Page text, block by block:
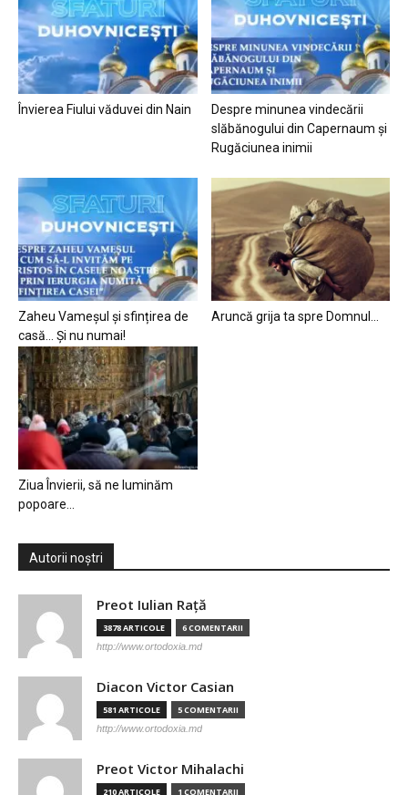
Învierea Fiului văduvei din Nain
Despre minunea vindecării
slăbănogului din Capernaum și
Rugăciunea inimii
Zaheu Vameșul și sfințirea de
casă… Și nu numai!
Aruncă grija ta spre Domnul…
Ziua Învierii, să ne luminăm
popoare…
Autorii noștri
Preot Iulian Raţă
3878 ARTICOLE 6 COMENTARII
http://www.ortodoxia.md
Diacon Victor Casian
581 ARTICOLE 5 COMENTARII
http://www.ortodoxia.md
Preot Victor Mihalachi
210 ARTICOLE 1 COMENTARII